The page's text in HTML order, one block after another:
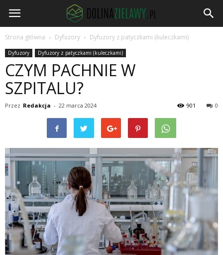
DolinaZielawy.pl
Strona główna Dyfuzory Dyfuzory z patyczkami (kuleczkami)
Dyfuzory Dyfuzory z patyczkami (kuleczkami)
CZYM PACHNIE W
SZPITALU?
Przez Redakcja - 22 marca 2024 0
901